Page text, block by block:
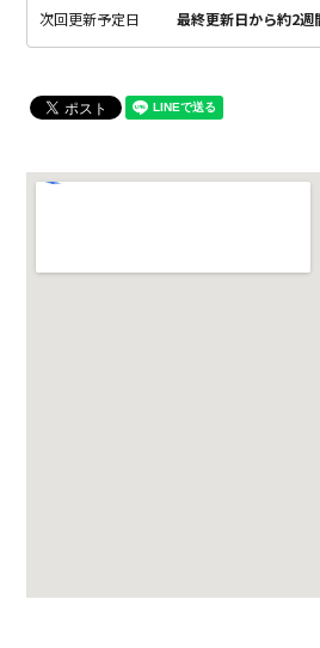
次回更新予定日
最終更新日から約2週